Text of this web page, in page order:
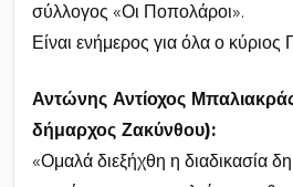
σύλλογος «Οι Ποπολάροι».
Είναι ενήμερος για όλα ο κύριος
Αντώνης Αντίοχος
δήμαρχος Ζακύνθου):
«Ομαλά διεξήχθη η διαδικασία